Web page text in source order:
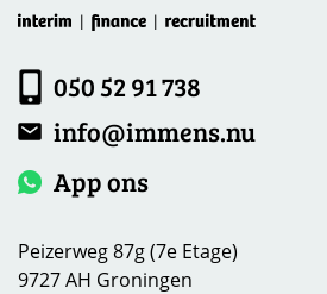
050 52 91 738
info@immens.nu
App ons
Peizerweg 87g (7e Etage)
9727 AH Groningen